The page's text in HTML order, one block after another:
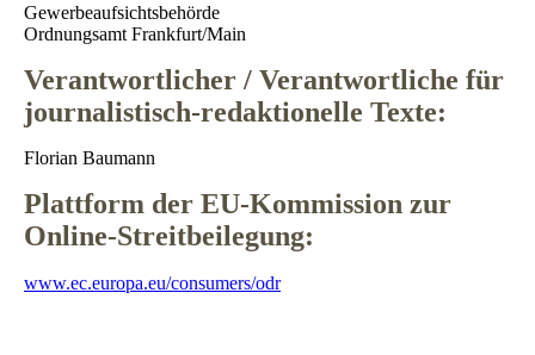
Gewerbeaufsichtsbehörde
Ordnungsamt Frankfurt/Main
Verantwortlicher / Verantwortliche für
journalistisch-redaktionelle Texte:
Florian Baumann
Plattform der EU-Kommission zur
Online-Streitbeilegung:
www.ec.europa.eu/consumers/odr